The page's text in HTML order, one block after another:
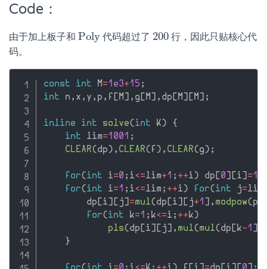
Code：
由于加上板子和 Poly
Poly 代码超过了 200
200 行，因此只贴核心代
码。
const int M=1e3+15 ;
int n , x , y , p , f [M] , g [M] , dp [M] [M] ;
inline int solve(int K)
{
int lim=1001 ;
CLEAR(dp) , CLEAR( f ) , CLEAR(g) ;
for(int i=0 ; i<=lim+1 ; ++i) dp [0] [i] =1
for(int i=1 ; i<=lim ; ++i) for(int j=lim
        dp
[i] [ j] =mul(dp [i] [ j+1 ] , modpow(p
for(int k=1 ; k<=i ; ++k)
pls(dp [i] [ j] , mul(mul(dp [k-1 ]
}